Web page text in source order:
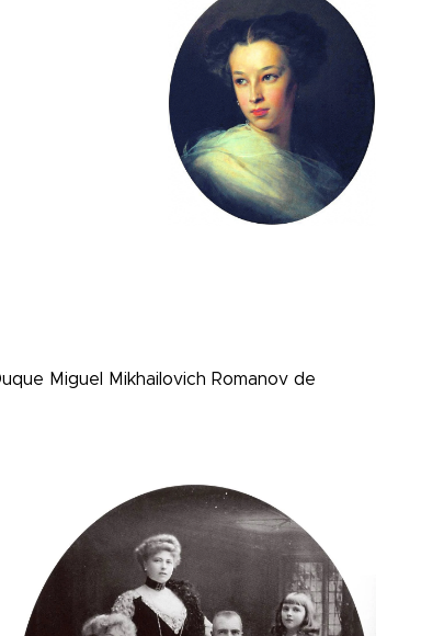
Miguel Mikhailovich Romanov de